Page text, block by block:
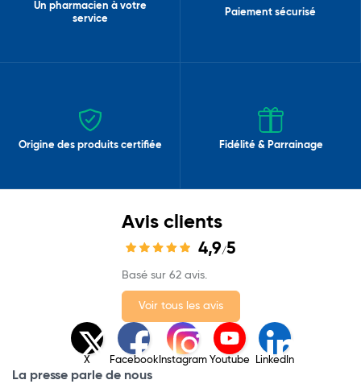
Un pharmacien à votre
service
Paiement sécurisé
Origine des produits certifiée Fidélité & Parrainage
Avis clients
4,9/5
Basé sur 62 avis.
Voir tous les avis
X Facebook Instagram Youtube LinkedIn
La presse parle de nous